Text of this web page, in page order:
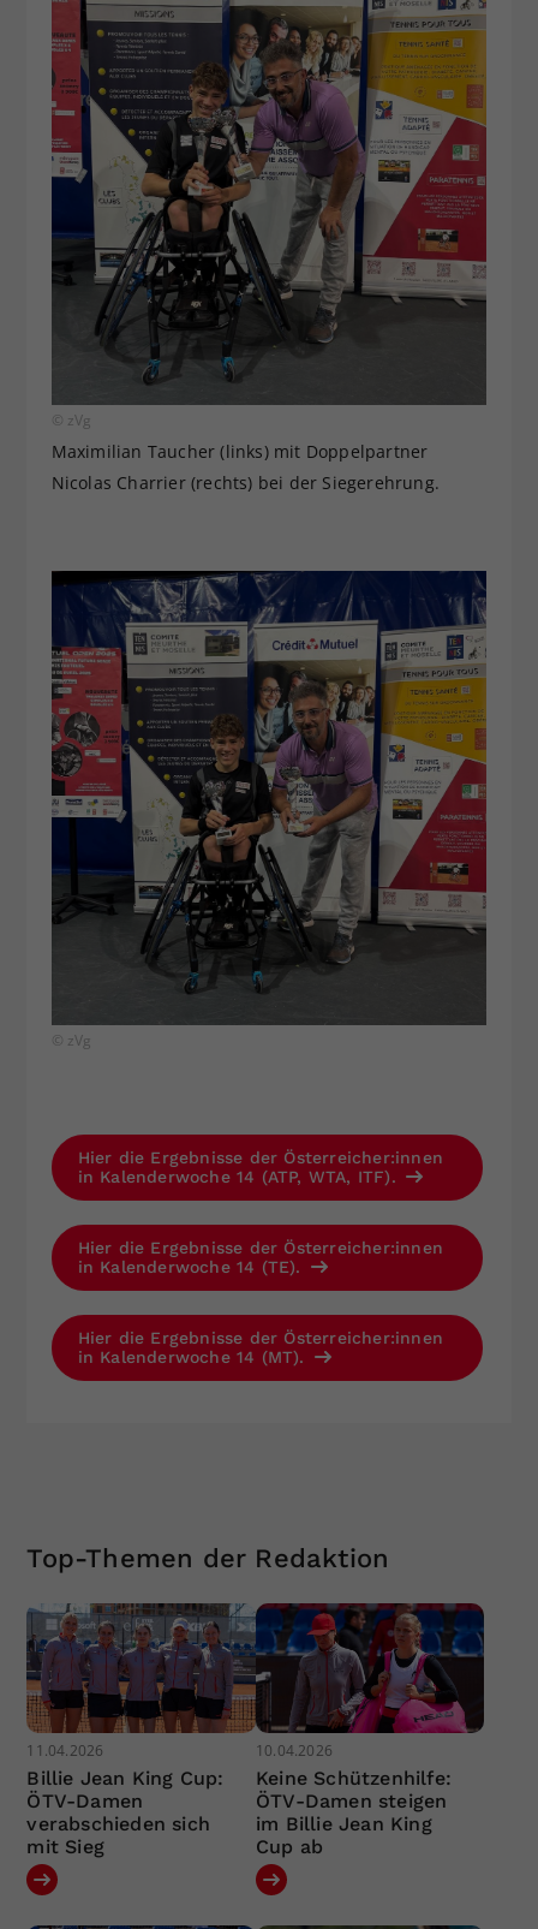
© zVg
Maximilian Taucher (links) mit Doppelpartner
Nicolas Charrier (rechts) bei der Siegerehrung.
© zVg
Hier die Ergebnisse der Österreicher:innen
in Kalenderwoche 14 (ATP, WTA, ITF).
Hier die Ergebnisse der Österreicher:innen
in Kalenderwoche 14 (TE).
Hier die Ergebnisse der Österreicher:innen
in Kalenderwoche 14 (MT).
Top-Themen der Redaktion
11.04.2026
Billie Jean King Cup:
ÖTV-Damen
verabschieden sich
mit Sieg
10.04.2026
Keine Schützenhilfe:
ÖTV-Damen steigen
im Billie Jean King
Cup ab